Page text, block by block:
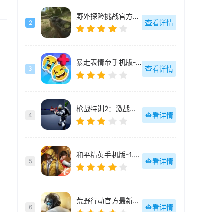
2
野外探险挑战官方最新版-v189.1.0.3018
查看详情
3
暴走表情帝手机版-v1.0.2
查看详情
4
枪战特训2：激战官方最新版-2.1.2
查看详情
5
和平精英手机版-1.32.10
查看详情
6
荒野行动官方最新版-1.277.479305
查看详情